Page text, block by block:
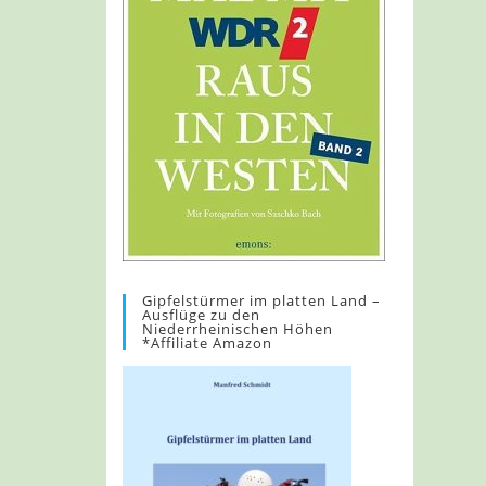
Gipfelstürmer im platten Land –
Ausflüge zu den
Niederrheinischen Höhen
*Affiliate Amazon